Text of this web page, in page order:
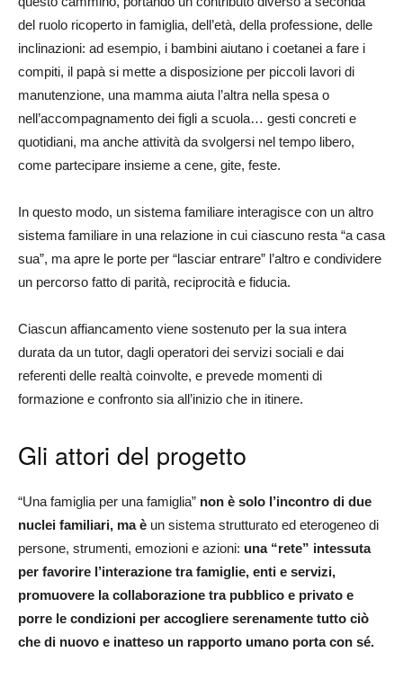
del ruolo ricoperto in famiglia, dell’età, della professione, delle
inclinazioni: ad esempio, i bambini aiutano i coetanei a fare i
compiti, il papà si mette a disposizione per piccoli lavori di
manutenzione, una mamma aiuta l’altra nella spesa o
nell’accompagnamento dei figli a scuola… gesti concreti e
quotidiani, ma anche attività da svolgersi nel tempo libero,
come partecipare insieme a cene, gite, feste.
In questo modo, un sistema familiare interagisce con un altro
sistema familiare in una relazione in cui ciascuno resta “a casa
sua”, ma apre le porte per “lasciar entrare” l’altro e condividere
un percorso fatto di parità, reciprocità e fiducia.
Ciascun affiancamento viene sostenuto per la sua intera
durata da un tutor, dagli operatori dei servizi sociali e dai
referenti delle realtà coinvolte, e prevede momenti di
formazione e confronto sia all’inizio che in itinere.
Gli attori del progetto
“Una famiglia per una famiglia” non è solo l’incontro di due
nuclei familiari, ma è un sistema strutturato ed eterogeneo di
persone, strumenti, emozioni e azioni: una “rete” intessuta
per favorire l’interazione tra famiglie, enti e servizi,
promuovere la collaborazione tra pubblico e privato e
porre le condizioni per accogliere serenamente tutto ciò
che di nuovo e inatteso un rapporto umano porta con sé.